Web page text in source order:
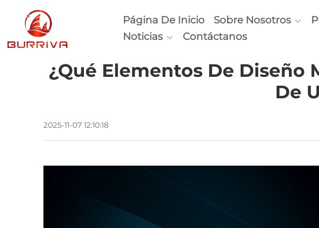
Página De Inicio Sobre Nosotros
Noticias
Contáctanos
¿Qué Elementos De Diseño
De
2025-11-07 12:10:18